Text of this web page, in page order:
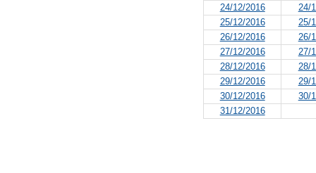
24/12/2016
24/
25/12/2016
25/
26/12/2016
26/
27/12/2016
27/
28/12/2016
28/
29/12/2016
29/
30/12/2016
30/
31/12/2016